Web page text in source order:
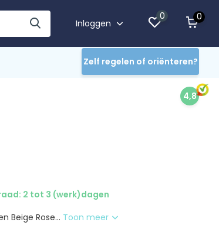
Inloggen
0 0
Zelf regelen of oriënteren?
4,8
2 tot 3 (werk)dagen
Beige Rose... Toon meer